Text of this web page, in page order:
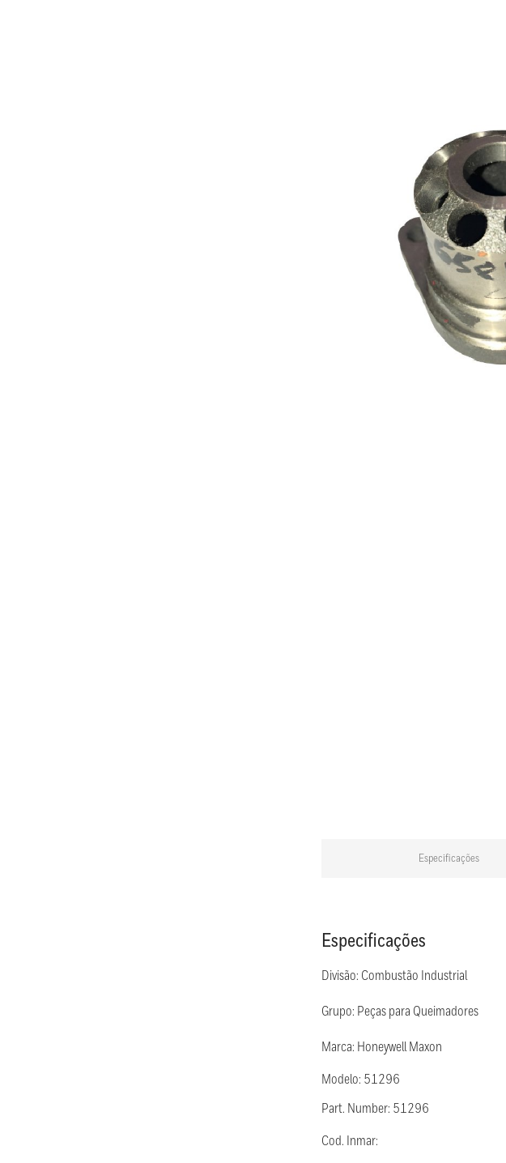
Especificações
Especificações
Divisão: Combustão Industrial
Grupo: Peças para Queimadores
Marca: Honeywell Maxon
Modelo: 51296
Part. Number: 51296
Cod. Inmar: